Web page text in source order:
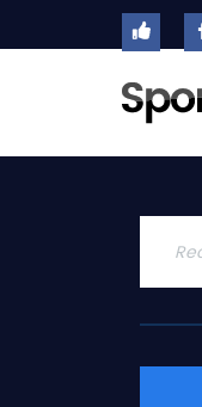
ACCUEIL
2020
CONSEILS
QUESTIONS